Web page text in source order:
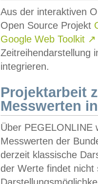
Aus der interaktiven
Open Source Projekt
Google Web Toolkit ↗
Zeitreihendarstellung
integrieren.
Projektarbeit
Messwerten
Über PEGELONLINE
Messwerten der
derzeit klassische
der Werte findet